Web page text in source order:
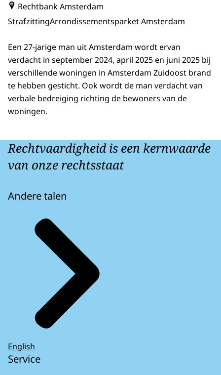
Rechtbank Amsterdam
StrafzittingArrondissementsparket Amsterdam
Een 27-jarige man uit Amsterdam wordt ervan
verdacht in september 2024, april 2025 en juni 2025 bij
verschillende woningen in Amsterdam Zuidoost brand
te hebben gesticht. Ook wordt de man verdacht van
verbale bedreiging richting de bewoners van de
woningen.
Rechtvaardigheid is een kernwaarde
van onze rechtsstaat
Andere talen
English
Service